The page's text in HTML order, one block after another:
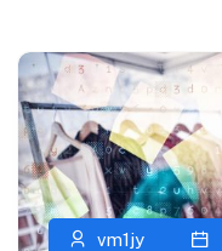
vm1jy